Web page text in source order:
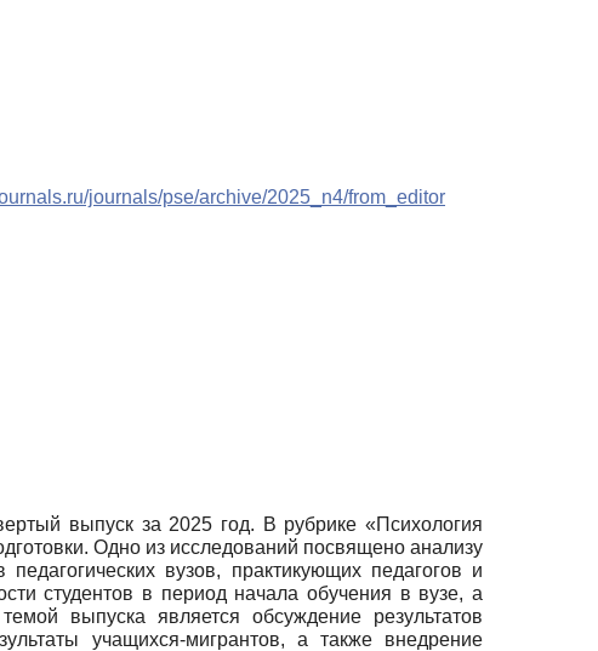
journals/pse/archive/2025_n4/from_editor
выпуск за 2025 год. В рубрике «Психология
Одно из исследований посвящено анализу
вузов, практикующих педагогов и
студентов в период начала обучения в вузе, а
выпуска является обсуждение результатов
учащихся-мигрантов, а также внедрение